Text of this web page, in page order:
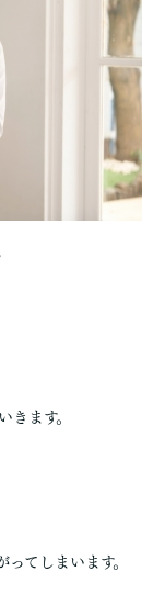
きます。
てしまいます。